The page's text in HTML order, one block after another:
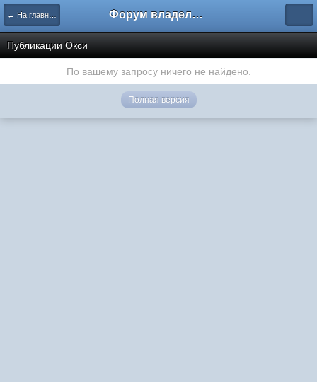
← На главную Форум владельцев интернет-магазинов
Публикации Окси
По вашему запросу ничего не найдено.
Полная версия